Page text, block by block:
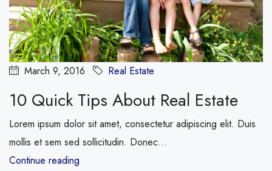
March 9, 2016 Real Estate
10 Quick Tips About Real Estate
Lorem ipsum dolor sit amet, consectetur adipiscing elit. Duis
mollis et sem sed sollicitudin. Donec...
Continue reading